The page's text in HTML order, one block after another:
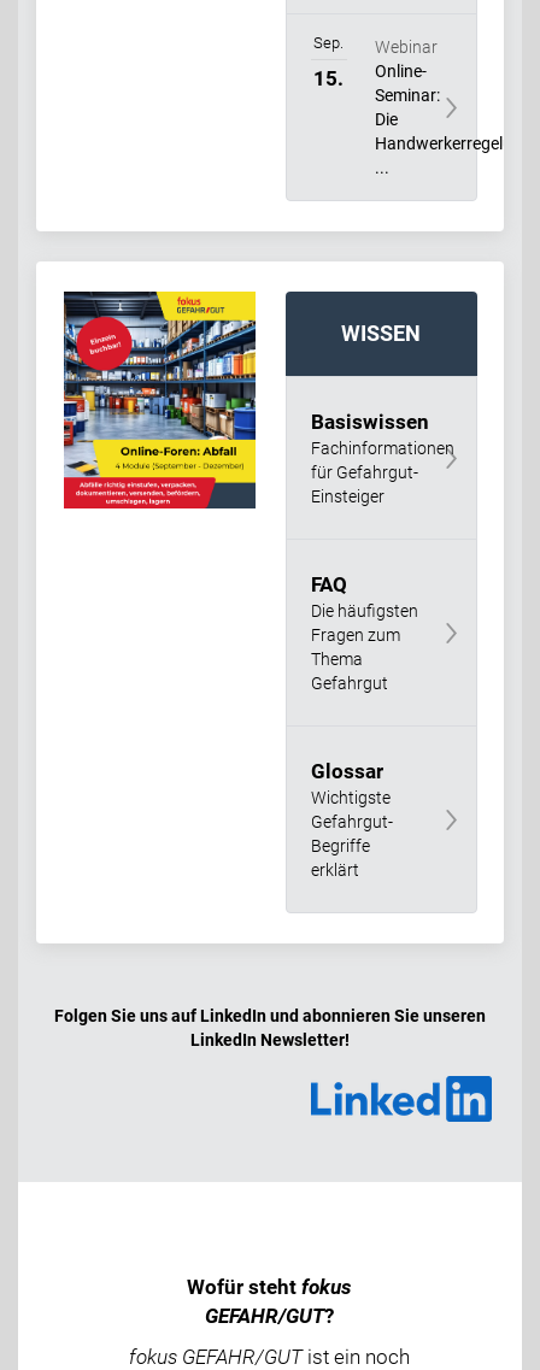
Sep.
15.
Webinar
Online-
Seminar:
Die
Handwerkerregelung:
...
WISSEN
Basiswissen
Fachinformationen
für Gefahrgut-
Einsteiger
FAQ
Die häufigsten
Fragen zum
Thema
Gefahrgut
Glossar
Wichtigste
Gefahrgut-
Begriffe
erklärt
Folgen Sie uns auf LinkedIn und abonnieren Sie unseren
LinkedIn Newsletter!
Wofür stehtfokus
GEFAHR/GUT?
fokus GEFAHR/GUTist ein noch